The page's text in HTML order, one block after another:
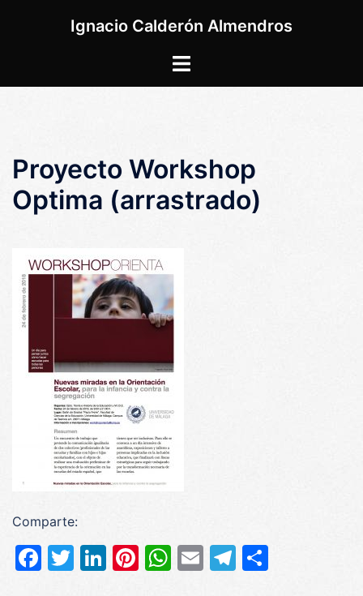
Ignacio Calderón Almendros
Alternar
Proyecto Workshop
Optima (arrastrado)
Comparte:
Facebook
Twitter
LinkedIn
Pinterest
WhatsApp
EmailTelegram